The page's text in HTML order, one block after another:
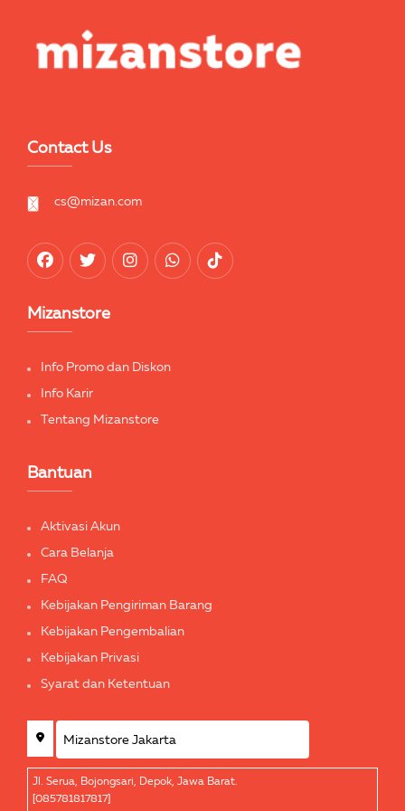
Contact Us
cs@mizan.com
Mizanstore
Info Promo dan Diskon
Info Karir
Tentang Mizanstore
Bantuan
Aktivasi Akun
Cara Belanja
FAQ
Kebijakan Pengiriman Barang
Kebijakan Pengembalian
Kebijakan Privasi
Syarat dan Ketentuan
Jl. Serua, Bojongsari, Depok, Jawa Barat.
[085781817817]